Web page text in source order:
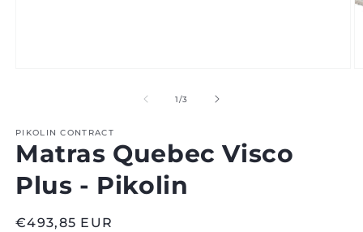
1/van
3
PIKOLIN CONTRACT
Matras Quebec Visco
Plus - Pikolin
Normale
€493,85 EUR